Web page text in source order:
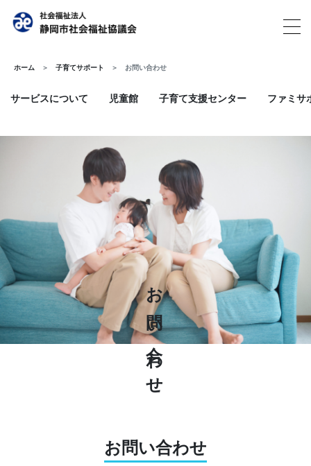
ホーム 子育てサポート お問い合わせ
サービスについて 児童館 子育て支援センター ファミサ
お問い合わせ
お問い合わせ